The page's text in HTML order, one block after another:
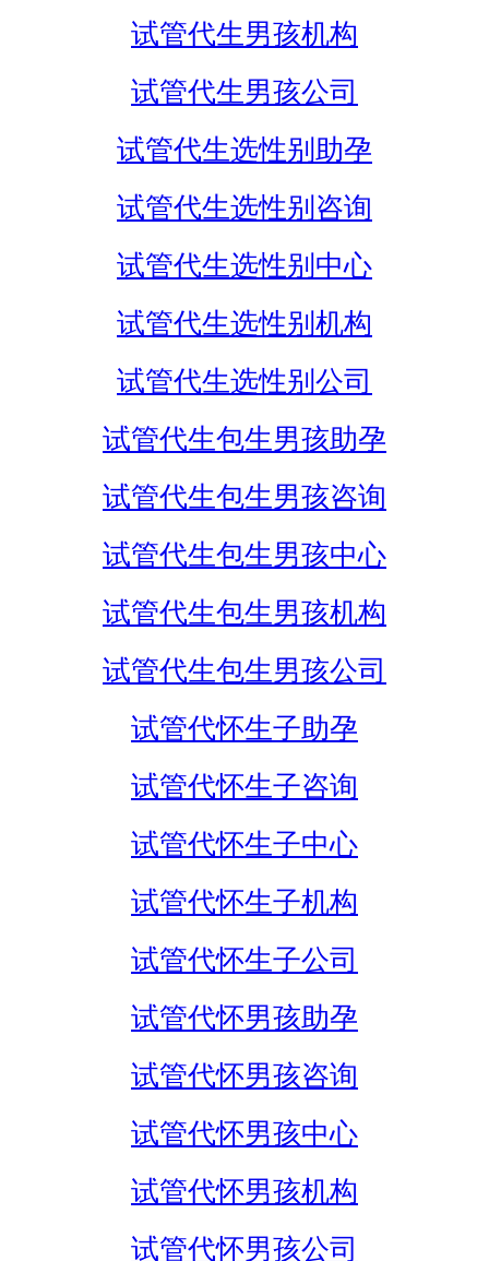
试管代生男孩机构
试管代生男孩公司
试管代生选性别助孕
试管代生选性别咨询
试管代生选性别中心
试管代生选性别机构
试管代生选性别公司
试管代生包生男孩助孕
试管代生包生男孩咨询
试管代生包生男孩中心
试管代生包生男孩机构
试管代生包生男孩公司
试管代怀生子助孕
试管代怀生子咨询
试管代怀生子中心
试管代怀生子机构
试管代怀生子公司
试管代怀男孩助孕
试管代怀男孩咨询
试管代怀男孩中心
试管代怀男孩机构
试管代怀男孩公司